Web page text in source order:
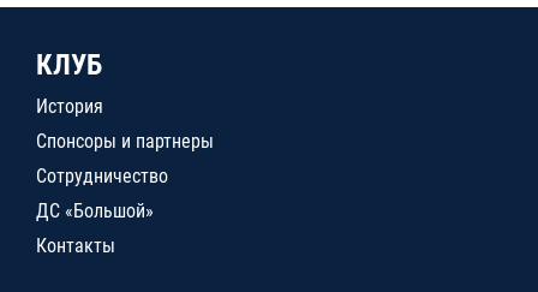
КЛУБ
История
Спонсоры и партнеры
Сотрудничество
ДС «Большой»
Контакты